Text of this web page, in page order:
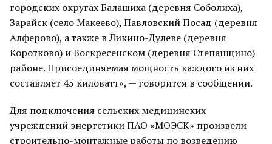
городских округах Балашиха (деревня Соболиха),
Зарайск (село Макеево), Павловский Посад (деревня
Алферово), а также в Ликино-Дулеве (деревня
Коротково) и Воскресенском (деревня Степанщино)
районе. Присоединяемая мощность каждого из них
составляет 45 киловатт», — говорится в сообщении.
Для подключения сельских медицинских
учреждений энергетики ПАО «МОЭСК» произвели
строительно-монтажные работы по возведению